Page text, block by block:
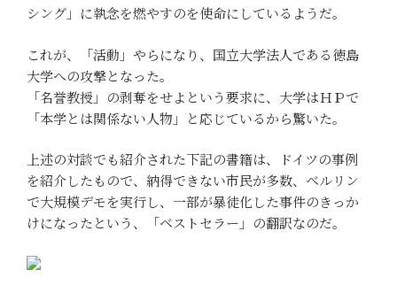
シング」に執念を燃やすのを使命にしているようだ。
これが、「活動」やらになり、国立大学法人である徳島
大学への攻撃となった。
「名誉教授」の剥奪をせよという要求に、大学はＨＰで
「本学とは関係ない人物」と応じているから驚いた。
上述の対談でも紹介された下記の書籍は、ドイツの事例
を紹介したもので、納得できない市民が多数、ベルリン
で大規模デモを実行し、一部が暴徒化した事件のきっか
けになったという、「ベストセラー」の翻訳なのだ。